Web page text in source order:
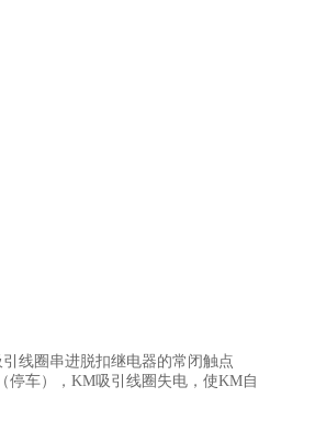
线圈串进脱扣继电器的常闭触点
停车），KM吸引线圈失电，使KM自